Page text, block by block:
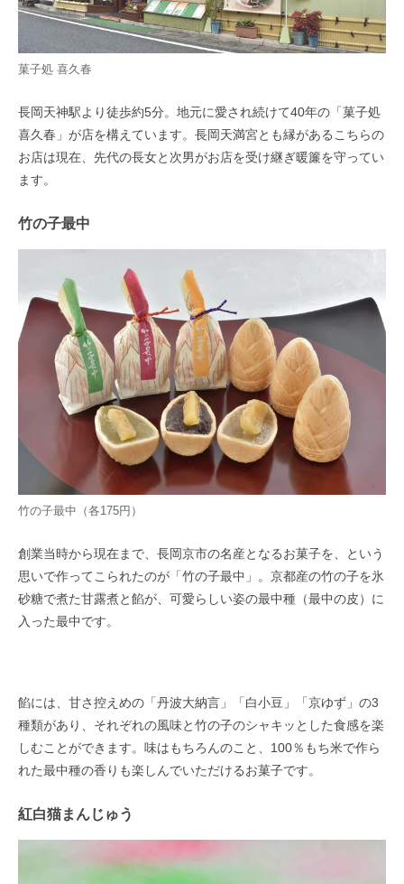
菓子処 喜久春
長岡天神駅より徒歩約5分。地元に愛され続けて40年の「菓子処
喜久春」が店を構えています。長岡天満宮とも縁があるこちらの
お店は現在、先代の長女と次男がお店を受け継ぎ暖簾を守ってい
ます。
竹の子最中
竹の子最中（各175円）
創業当時から現在まで、長岡京市の名産となるお菓子を、という
思いで作ってこられたのが「竹の子最中」。京都産の竹の子を氷
砂糖で煮た甘露煮と餡が、可愛らしい姿の最中種（最中の皮）に
入った最中です。
餡には、甘さ控えめの「丹波大納言」「白小豆」「京ゆず」の3
種類があり、それぞれの風味と竹の子のシャキッとした食感を楽
しむことができます。味はもちろんのこと、100％もち米で作ら
れた最中種の香りも楽しんでいただけるお菓子です。
紅白猫まんじゅう